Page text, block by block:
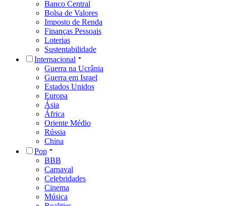
Banco Central
Bolsa de Valores
Imposto de Renda
Finanças Pessoais
Loterias
Sustentabilidade
Internacional
Guerra na Ucrânia
Guerra em Israel
Estados Unidos
Europa
Ásia
África
Oriente Médio
Rússia
China
Pop
BBB
Carnaval
Celebridades
Cinema
Música